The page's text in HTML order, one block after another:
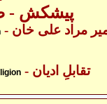
پیشکش -
میر مراد علی خان
- تقابلِ ادیان